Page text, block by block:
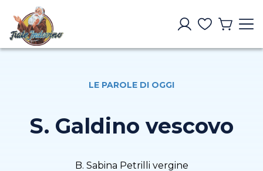
LE PAROLE DI OGGI
S. Galdino vescovo
B. Sabina Petrilli vergine